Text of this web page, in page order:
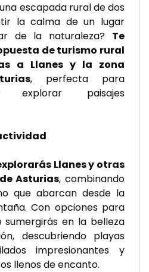
escapada rural de dos
la calma de un lugar
de la naturaleza? Te
de turismo rural
a Llanes y la zona
, perfecta para
explorar paisajes
Llanes y otras
Asturias, combinando
que abarcan desde la
Con opciones para
sumergirás en la belleza
descubriendo playas
impresionantes y
llenos de encanto.